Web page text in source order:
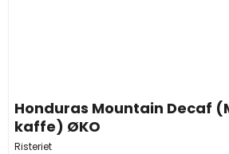
Honduras Mountain Decaf
kaffe) ØKO
Risteriet